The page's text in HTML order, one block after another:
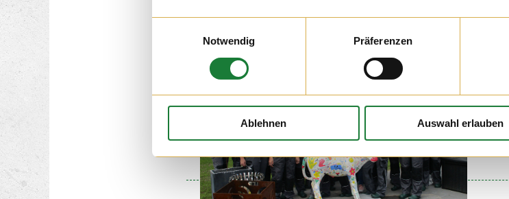
Notwendig
Präferenzen
Ablehnen Auswahl erlauben
Die
unser